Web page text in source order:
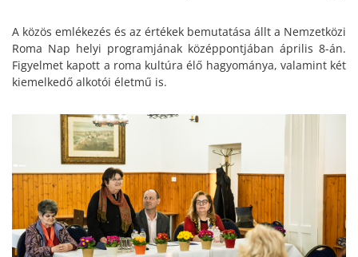
A közös emlékezés és az értékek bemutatása állt a Nemzetközi
Roma Nap helyi programjának középpontjában április 8-án.
Figyelmet kapott a roma kultúra élő hagyománya, valamint két
kiemelkedő alkotói életmű is.